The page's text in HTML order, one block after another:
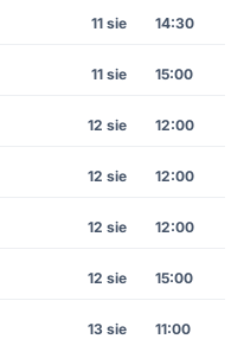
11 sie 14:30
11 sie 15:00
12 sie 12:00
12 sie 12:00
12 sie 12:00
12 sie 15:00
13 sie 11:00